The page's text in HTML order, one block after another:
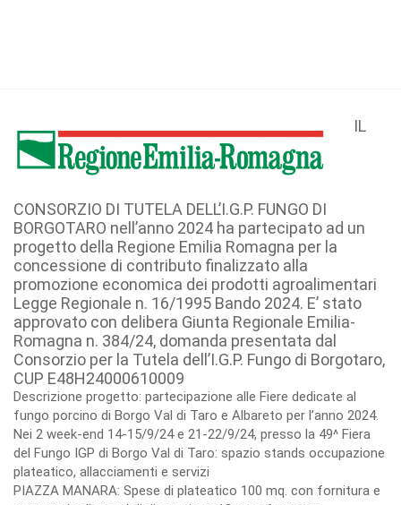
IL
CONSORZIO DI TUTELA DELL’I.G.P. FUNGO DI
BORGOTARO nell’anno 2024 ha partecipato ad un
progetto della Regione Emilia Romagna per la
concessione di contributo finalizzato alla
promozione economica dei prodotti agroalimentari
Legge Regionale n. 16/1995 Bando 2024. E’ stato
approvato con delibera Giunta Regionale Emilia-
Romagna n. 384/24, domanda presentata dal
Consorzio per la Tutela dell’I.G.P. Fungo di Borgotaro,
CUP E48H24000610009
Descrizione progetto: partecipazione alle Fiere dedicate al
fungo porcino di Borgo Val di Taro e Albareto per l’anno 2024.
Nei 2 week-end 14-15/9/24 e 21-22/9/24, presso la 49^ Fiera
del Fungo IGP di Borgo Val di Taro: spazio stands occupazione
plateatico, allacciamenti e servizi
PIAZZA MANARA: Spese di plateatico 100 mq. con fornitura e